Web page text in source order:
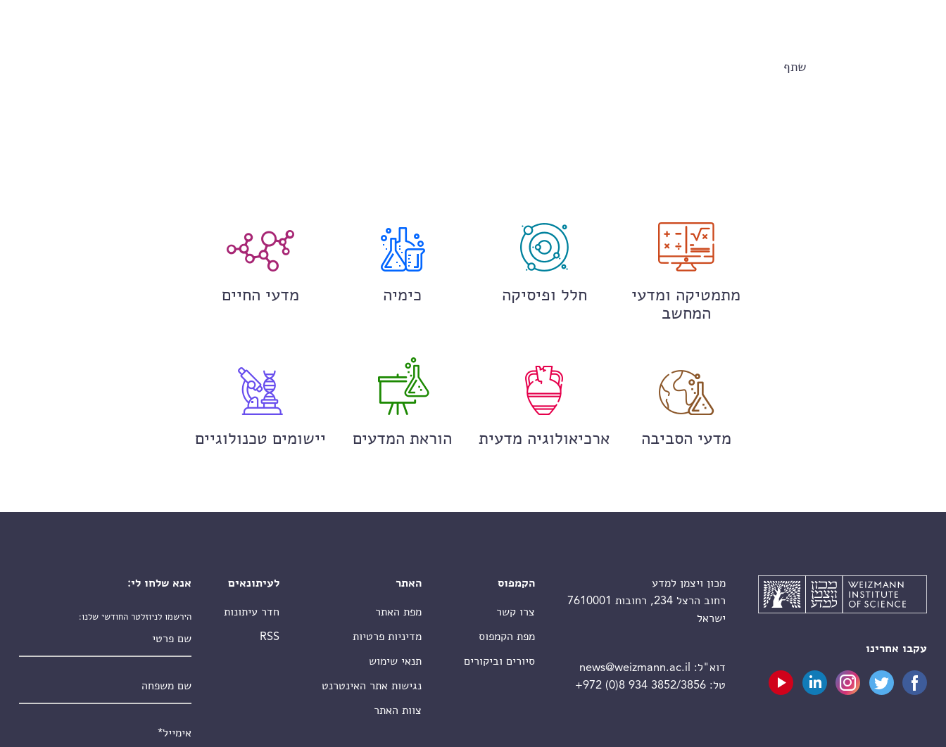
שתף
מתמטיקה ומדעי
המחשב
חלל ופיסיקה כימיה מדעי החיים
מדעי הסביבה ארכיאולוגיה מדעית הוראת המדעים יישומים טכנולוגיים
עקבו אחרינו
מכון ויצמן למדע
רחוב הרצל 234, רחובות 7610001
ישראל
דוא"ל:
news@weizmann.ac.il
טל:+972 (0)8 934 3852/3856
הקמפוס
צרו קשר
מפת הקמפוס
סיורים וביקורים
האתר
מפת האתר
מדיניות פרטיות
תנאי שימוש
נגישות אתר האינטרנט
צוות האתר
לעיתונאים
חדר עיתונות
RSS
אנא שלחו לי:
הירשמו לניוזלטר החודשי שלנו: